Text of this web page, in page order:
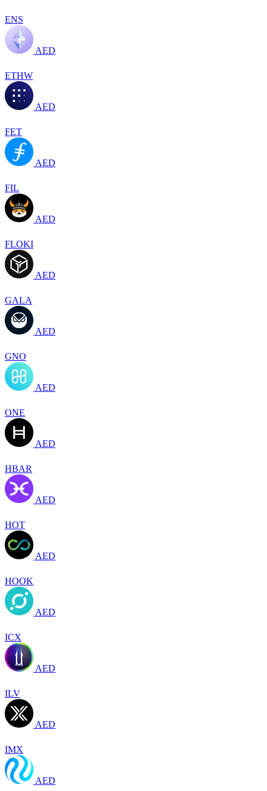
ENS
AED
ETHW
AED
FET
AED
FIL
AED
FLOKI
AED
GALA
AED
GNO
AED
ONE
AED
HBAR
AED
HOT
AED
HOOK
AED
ICX
AED
ILV
AED
IMX
AED